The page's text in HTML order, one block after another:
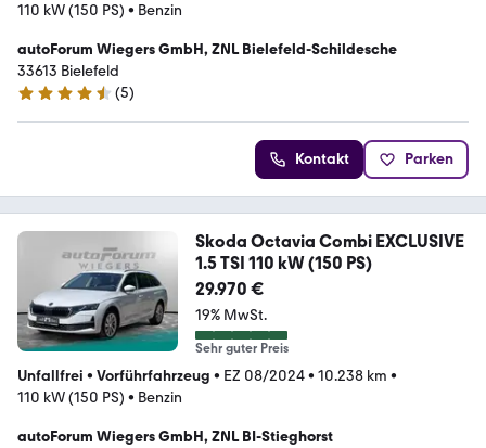
110 kW (150 PS) • Benzin
autoForum Wiegers GmbH, ZNL Bielefeld-Schildesche
33613 Bielefeld
4.7 Sterne
(5)
Kontakt Parken
Skoda Octavia Combi EXCLUSIVE
1.5 TSI 110 kW (150 PS)
29.970 €
19% MwSt.
Sehr guter Preis
Unfallfrei • Vorführfahrzeug • EZ 08/2024• 10.238 km •
110 kW (150 PS) • Benzin
autoForum Wiegers GmbH, ZNL BI-Stieghorst